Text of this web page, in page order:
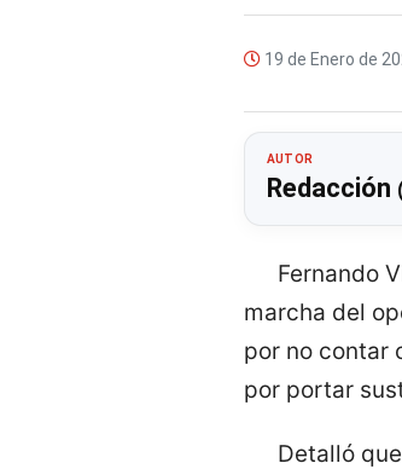
19 de Enero de
AUTOR
Redacción
Fernando
marcha del
por no contar
por portar
Detalló